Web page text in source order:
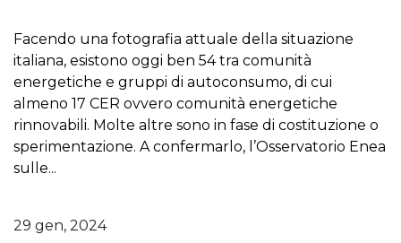
Facendo una fotografia attuale della situazione
italiana, esistono oggi ben 54 tra comunità
energetiche e gruppi di autoconsumo, di cui
almeno 17 CER ovvero comunità energetiche
rinnovabili. Molte altre sono in fase di costituzione o
sperimentazione. A confermarlo, l’Osservatorio Enea
sulle...
29 gen, 2024